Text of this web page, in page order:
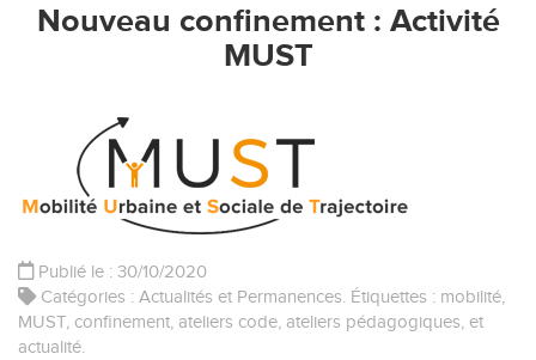
Nouveau confinement : Activité
MUST
Publié le : 30/10/2020
Catégories : Actualités et Permanences. Étiquettes : mobilité,
MUST, confinement, ateliers code, ateliers pédagogiques, et
actualité.